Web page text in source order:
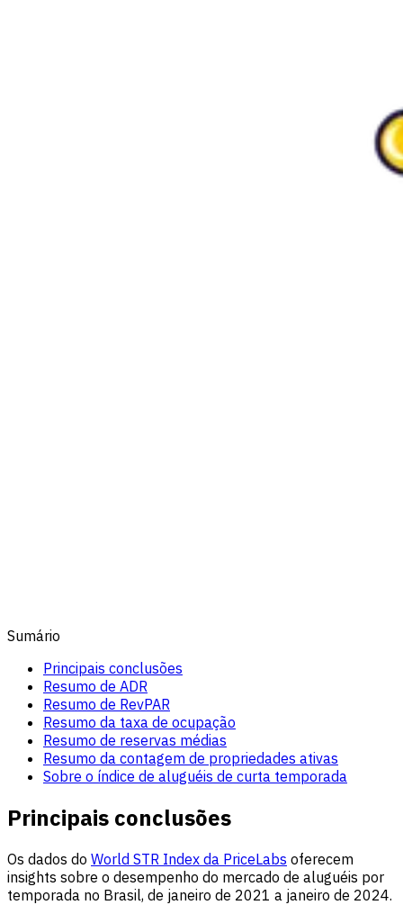
Sumário
Principais conclusões
Resumo de ADR
Resumo de RevPAR
Resumo da taxa de ocupação
Resumo de reservas médias
Resumo da contagem de propriedades ativas
Sobre o índice de aluguéis de curta temporada
Principais conclusões
Os dados do World STR Index da PriceLabs oferecem
insights sobre o desempenho do mercado de aluguéis por
temporada no Brasil, de janeiro de 2021 a janeiro de 2024.